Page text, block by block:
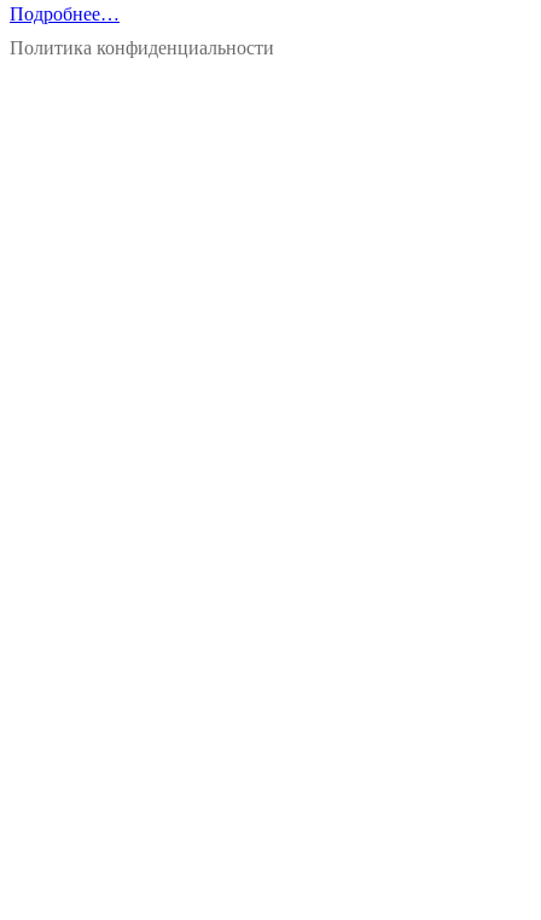
Подробнее…
Политика конфиденциальности